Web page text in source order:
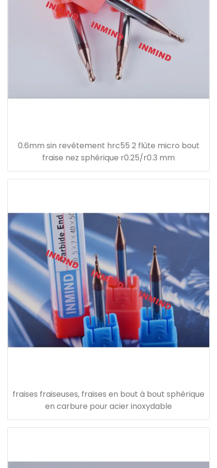
0.6mm sin revêtement hrc55 2 flûte micro bout
fraise nez sphérique r0.25/r0.3 mm
fraises fraiseuses, fraises en bout à bout sphérique
en carbure pour acier inoxydable